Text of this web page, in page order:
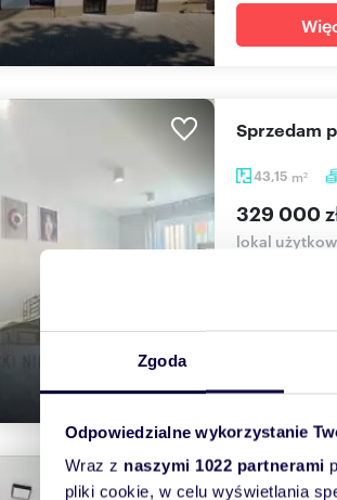
Zgoda
Odpowiedzialne wykorzystanie
Wraz z naszymi 1022 partnerami
pliki cookie, w celu wyświetlania
43,15 m2
329 000
lokal
Polecam